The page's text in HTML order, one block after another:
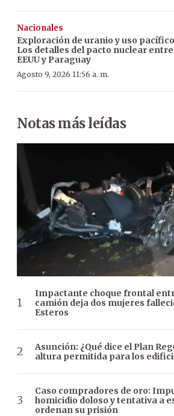
Nacionales
Exploración de uranio y uso
Los detalles del pacto nuclear entre
EEUU y Paraguay
Agosto 9, 2026 11:56 a. m.
Notas más leídas
Impactante choque frontal
camión deja dos mujeres
Esteros
Asunción: ¿Qué dice el Plan
altura permitida para los
Caso compradores de oro:
homicidio doloso y tentativa a
ordenan su prisión